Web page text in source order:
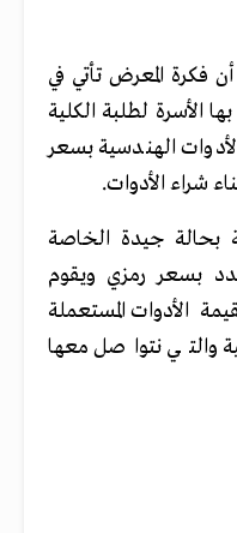
فكرة المعرض تأتي في
الأسرة لطلبة الكلية
الهندسية بسعر
شراء الأدوات.
بحالة جيدة الخاصة
بسعر رمزي ويقوم
الأدوات المستعملة
والتي نتواصل معها